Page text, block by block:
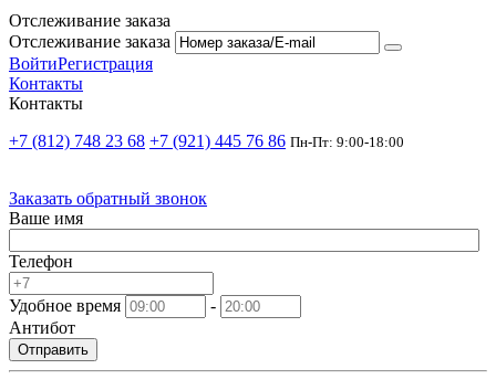
Отслеживание заказа
Отслеживание заказа
ВойтиРегистрация
Контакты
Контакты
+7 (812) 748 23 68 +7 (921) 445 76 86 Пн-Пт: 9:00-18:00
Заказать обратный звонок
Ваше имя
Телефон
Удобное время
-
Антибот
Отправить